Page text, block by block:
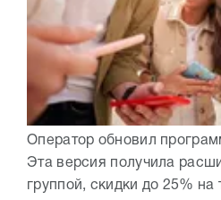
Оператор обновил
Эта версия получила
группой, скидки до 25% на